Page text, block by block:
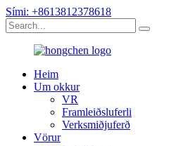
Sími: +8613812378618
Heim
Um okkur
VR
Framleiðsluferli
Verksmiðjuferð
Vörur